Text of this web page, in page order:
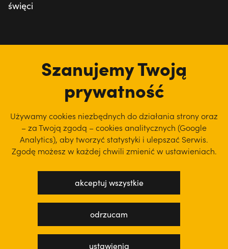
święci
regulamin serwisu
Szanujemy Twoją
prywatność
Używamy cookies niezbędnych do działania strony oraz
– za Twoją zgodą – cookies analitycznych (Google
Analytics), abytworzyć statystyki i ulepszać Serwis.
Zgodę możesz w każdej chwili zmienić w ustawieniach.
akceptuj wszystkie
odrzucam
ustawienia